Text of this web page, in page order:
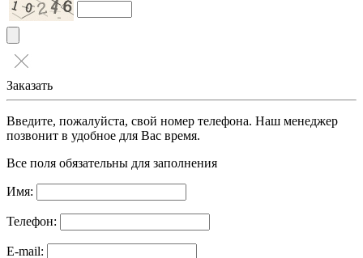
Заказать
Введите, пожалуйста, свой номер телефона. Наш менеджер
позвонит в удобное для Вас время.
Все поля обязательны для заполнения
Имя:
Телефон:
E-mail: